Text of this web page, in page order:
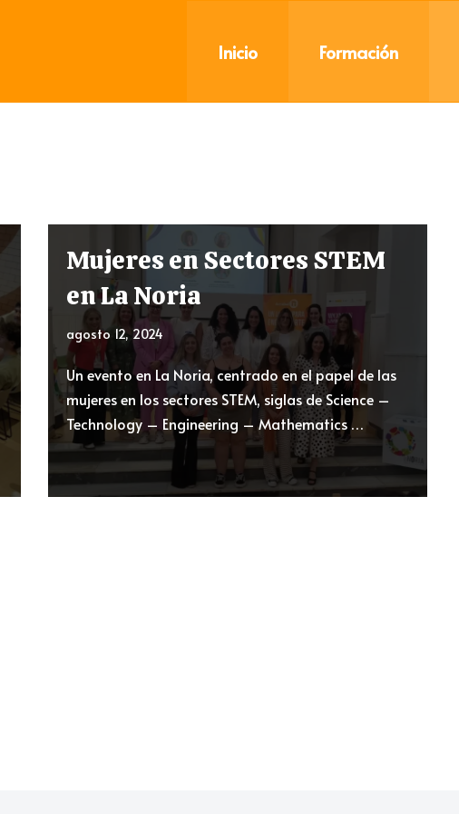
Inicio Formación
Mujeres en Sectores STEM
en La Noria
agosto 12, 2024
Un evento en La Noria, centrado en el papel de las
mujeres en los sectores STEM, siglas de Science –
Technology – Engineering – Mathematics …